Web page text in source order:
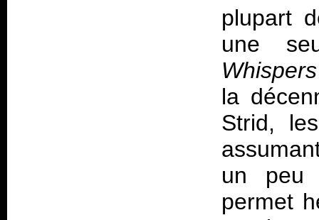
plupart
une
Whispers
la
Strid,
un peu
permet